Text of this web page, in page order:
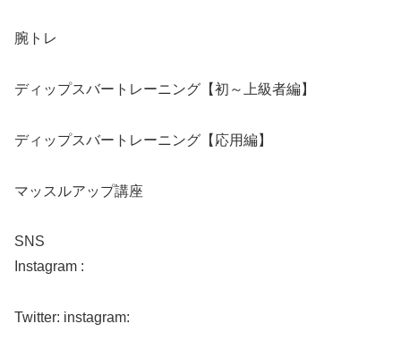
腕トレ
ディップスバートレーニング【初～上級者編】
ディップスバートレーニング【応用編】
マッスルアップ講座
SNS
Instagram :
Twitter: instagram: